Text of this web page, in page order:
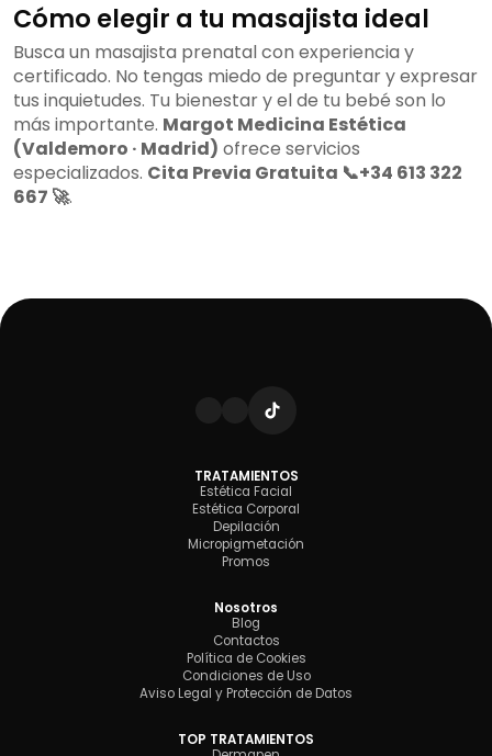
Cómo elegir a tu masajista ideal
Busca un masajista prenatal con experiencia y
certificado. No tengas miedo de preguntar y expresar
tus inquietudes. Tu bienestar y el de tu bebé son lo
más importante. Margot Medicina Estética
(Valdemoro · Madrid) ofrece servicios
especializados. Cita Previa Gratuita 📞+34 613 322
667 🚀.
TRATAMIENTOS
Estética Facial
Estética Corporal
Depilación
Micropigmetación
Promos
Nosotros
Blog
Contactos
Política de Cookies
Condiciones de Uso
Aviso Legal y Protección de Datos
TOP TRATAMIENTOS